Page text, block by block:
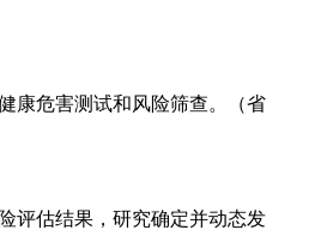
康危害测试和风险筛查。（省
评估结果，研究确定并动态发